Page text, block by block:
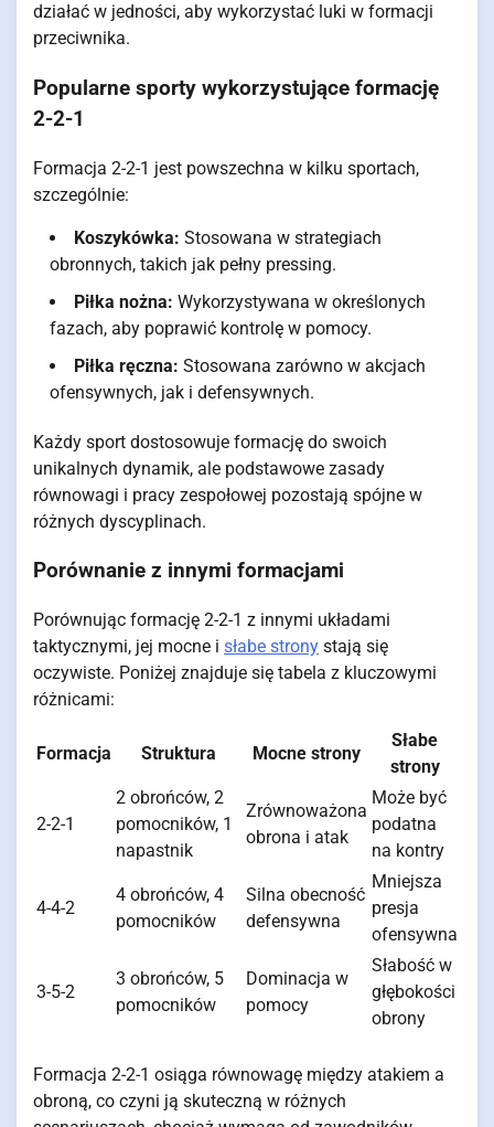
działać w jedności, aby wykorzystać luki w formacji
przeciwnika.
Popularne sporty wykorzystujące formację
2-2-1
Formacja 2-2-1 jest powszechna w kilku sportach,
szczególnie:
Koszykówka: Stosowana w strategiach
obronnych, takich jak pełny pressing.
Piłka nożna: Wykorzystywana w określonych
fazach, aby poprawić kontrolę w pomocy.
Piłka ręczna: Stosowana zarówno w akcjach
ofensywnych, jak i defensywnych.
Każdy sport dostosowuje formację do swoich
unikalnych dynamik, ale podstawowe zasady
równowagi i pracy zespołowej pozostają spójne w
różnych dyscyplinach.
Porównanie z innymi formacjami
Porównując formację 2-2-1 z innymi układami
taktycznymi, jej mocne i słabe strony stają się
oczywiste. Poniżej znajduje się tabela z kluczowymi
różnicami:
Formacja Struktura Mocne strony
Słabe
strony
2-2-1
2 obrońców, 2
pomocników, 1
napastnik
Zrównoważona
obrona i atak
Może być
podatna
na kontry
4-4-2
4 obrońców, 4
pomocników
Silna obecność
defensywna
Mniejsza
presja
ofensywna
3-5-2
3 obrońców, 5
pomocników
Dominacja w
pomocy
Słabość w
głębokości
obrony
Formacja 2-2-1 osiąga równowagę między atakiem a
obroną, co czyni ją skuteczną w różnych